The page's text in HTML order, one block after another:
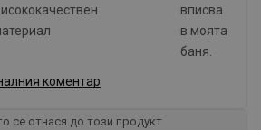
вписва
в моята
баня.
коментар
се отнася до този продукт